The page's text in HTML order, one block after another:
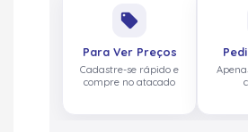
local_offer
Para Ver Preços
Cadastre-se rápido e
compre no atacado